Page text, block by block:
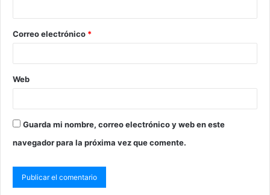
Correo electrónico *
Web
Guarda mi nombre, correo electrónico y web en este
navegador para la próxima vez que comente.